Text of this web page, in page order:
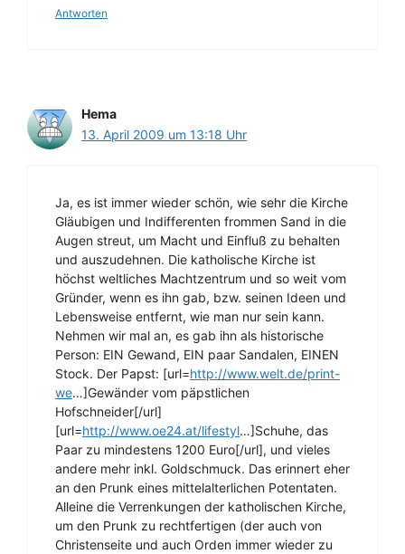
Antworten
Hema
13. April 2009 um 13:18 Uhr
Ja, es ist immer wieder schön, wie sehr die Kirche
Gläubigen und Indifferenten frommen Sand in die
Augen streut, um Macht und Einfluß zu behalten
und auszudehnen. Die katholische Kirche ist
höchst weltliches Machtzentrum und so weit vom
Gründer, wenn es ihn gab, bzw. seinen Ideen und
Lebensweise entfernt, wie man nur sein kann.
Nehmen wir mal an, es gab ihn als historische
Person: EIN Gewand, EIN paar Sandalen, EINEN
Stock. Der Papst: [url=http://www.welt.de/print-
we…]Gewänder vom päpstlichen
Hofschneider[/url]
[url=http://www.oe24.at/lifestyl…]Schuhe, das
Paar zu mindestens 1200 Euro[/url], und vieles
andere mehr inkl. Goldschmuck. Das erinnert eher
an den Prunk eines mittelalterlichen Potentaten.
Alleine die Verrenkungen der katholischen Kirche,
um den Prunk zu rechtfertigen (der auch von
Christenseite und auch Orden immer wieder zu